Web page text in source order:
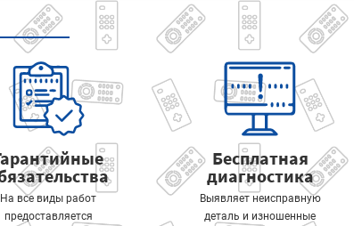
На все виды работ
предоставляется
Бесплатная
диагностика
Выявляет неисправную
деталь и изношенные